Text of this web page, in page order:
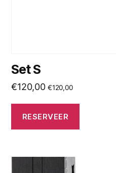
Set S
€120,00 €120,00
RESERVEER